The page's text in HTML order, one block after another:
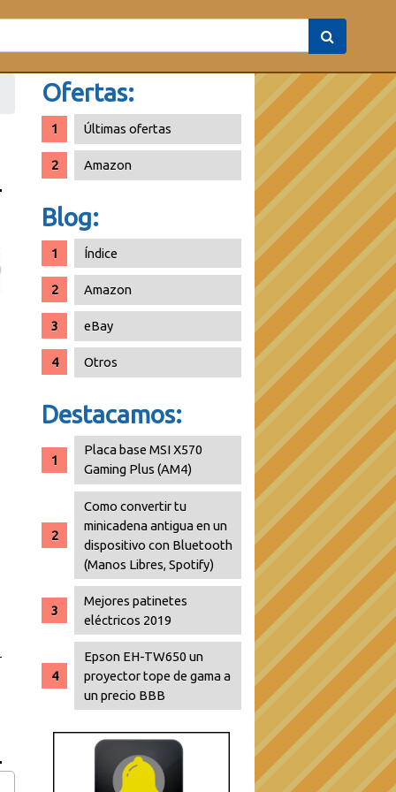
Ofertas:
Últimas ofertas
Amazon
Blog:
Índice
Amazon
eBay
Otros
Destacamos:
Placa base MSI X570
Gaming Plus (AM4)
Como convertir tu
minicadena antigua en un
dispositivo con Bluetooth
(Manos Libres, Spotify)
Mejores patinetes
eléctricos 2019
Epson EH-TW650 un
proyector tope de gama a
un precio BBB